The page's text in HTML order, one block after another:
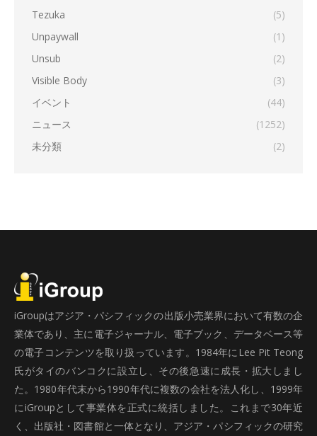
Tezuka
(5)
Unpaywall
(1)
Unsub
(2)
Visible Body
(3)
イベント
(44)
ニュース
(1252)
未分類
(2)
iGroupはアジア・パシフィックの出版小売業界において有数の企
業体であり、主に電子ジャーナル、電子ブック、データベース等
の電子コンテンツを取り扱っています。1984年にLee Pit Teong
氏がタイのバンコクに設立し、その後急速に成長・拡大しまし
た。1980年代末から1990年代に複数の会社を法人化し、1999年
にiGroupとして事業体を正式に統括しました。これまで30年近
く、出版社・図書館と一体となり、アジア・パシフィックの研究